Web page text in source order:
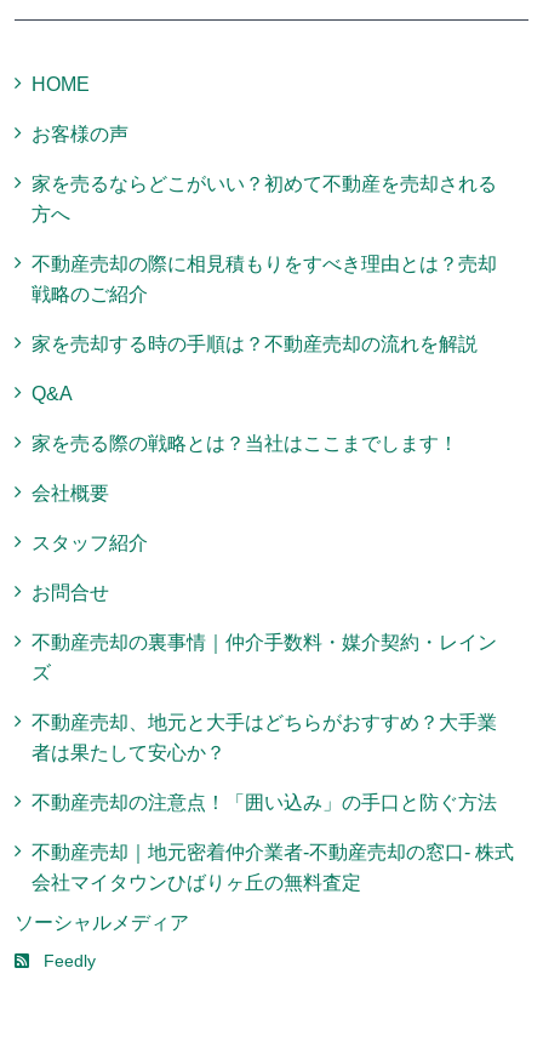
HOME
お客様の声
家を売るならどこがいい？初めて不動産を売却される
方へ
不動産売却の際に相見積もりをすべき理由とは？売却
戦略のご紹介
家を売却する時の手順は？不動産売却の流れを解説
Q&A
家を売る際の戦略とは？当社はここまでします！
会社概要
スタッフ紹介
お問合せ
不動産売却の裏事情｜仲介手数料・媒介契約・レイン
ズ
不動産売却、地元と大手はどちらがおすすめ？大手業
者は果たして安心か？
不動産売却の注意点！「囲い込み」の手口と防ぐ方法
不動産売却｜地元密着仲介業者-不動産売却の窓口- 株式
会社マイタウンひばりヶ丘の無料査定
ソーシャルメディア
Feedly